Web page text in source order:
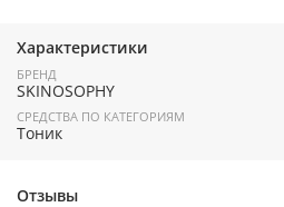
ниацинамид (2%), пантенол, алоэ
кожу лица. Подходит для
Характеристики
БРЕНД
SKINOSOPHY
СРЕДСТВА ПО КАТЕГОРИЯМ
Тоник
Отзывы